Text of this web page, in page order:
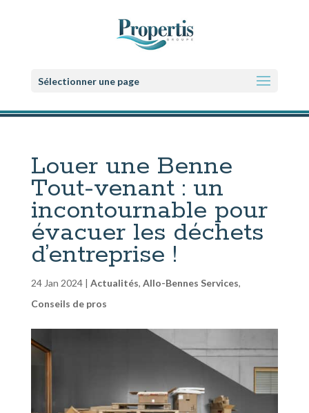
Sélectionner une page
Louer une Benne
Tout-venant : un
incontournable pour
évacuer les déchets
d’entreprise !
24 Jan 2024| Actualités, Allo-Bennes Services,
Conseils de pros